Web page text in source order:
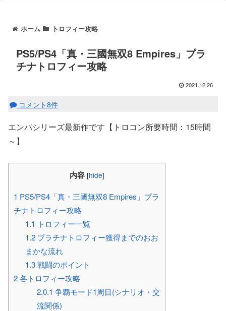
ホーム トロフィー攻略
PS5/PS4「真・三國無双8 Empires」プラ
チナトロフィー攻略
2021.12.26
コメント8件
エンパシリーズ最新作です【トロコン所要時間：15時間
～】
内容 [hide]
1 PS5/PS4「真・三國無双8 Empires」プラ
チナトロフィー攻略
1.1 トロフィー一覧
1.2プラチナトロフィー獲得までのおお
まかな流れ
1.3戦闘のポイント
2各トロフィー攻略
2.0.1 争覇モード1周目(シナリオ・交
流関係)